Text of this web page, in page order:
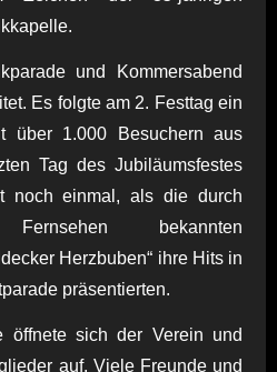
und Kommersabend
Es folgte am 2. Festtag ein
über 1.000 Besuchern aus
Tag des Jubiläumsfestes
noch einmal, als die durch
bekannten
Herzbuben“ ihre Hits in
präsentierten.
öffnete sich der Verein und
auf. Viele Freunde und